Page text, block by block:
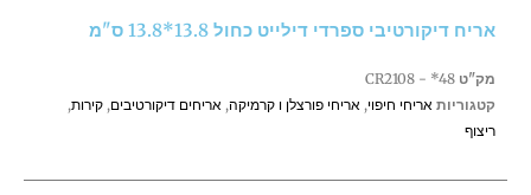
13.8*13.8
אריח דיקורטיבי ספרדי דילייט כחול 13.8*13.8 ס"מ
מק"ט CR2108 - *48
קטגוריות אריחי חיפוי, אריחי פורצלן ו קרמיקה, אריחים דיקורטיבים, קירות,
ריצוף